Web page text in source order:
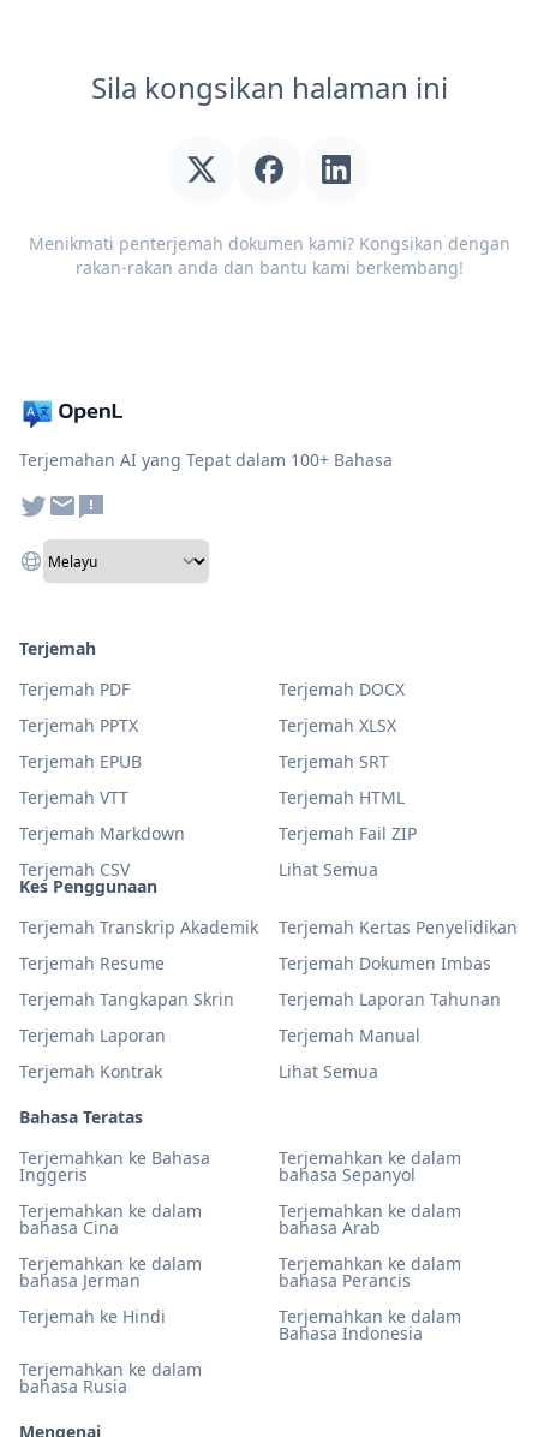
Sila kongsikan halaman ini
Menikmati penterjemah dokumen kami? Kongsikan dengan
rakan-rakan anda dan bantu kami berkembang!
Terjemahan AI yang Tepat dalam 100+ Bahasa
Kes Penggunaan
Terjemah Transkrip Akademik
Terjemah Kertas Penyelidikan
Terjemah Resume
Terjemah Dokumen Imbas
Terjemah Tangkapan Skrin
Terjemah Laporan Tahunan
Terjemah Laporan
Terjemah Manual
Terjemah Kontrak
Lihat Semua
Bahasa Teratas
Terjemahkan ke Bahasa
Inggeris
Terjemahkan ke dalam
bahasa Sepanyol
Terjemahkan ke dalam
bahasa Cina
Terjemahkan ke dalam
bahasa Arab
Terjemahkan ke dalam
bahasa Jerman
Terjemahkan ke dalam
bahasa Perancis
Terjemah ke Hindi
Terjemahkan ke dalam
Bahasa Indonesia
Terjemahkan ke dalam
bahasa Rusia
Terjemah
Terjemah PDF
Terjemah DOCX
Terjemah PPTX
Terjemah XLSX
Terjemah EPUB
Terjemah SRT
Terjemah VTT
Terjemah HTML
Terjemah Markdown
Terjemah Fail ZIP
Terjemah CSV
Lihat Semua
Mengenai